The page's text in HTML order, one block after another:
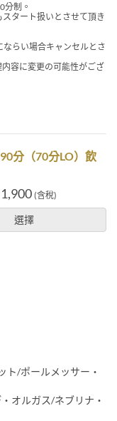
分制。
タート扱いとさせて頂き
らい場合キャンセルとさ
容に変更の可能性がござ
分（70分LO）飲
(含稅)
選擇
ト/ポールメッサー・
オルガス/ネブリナ・